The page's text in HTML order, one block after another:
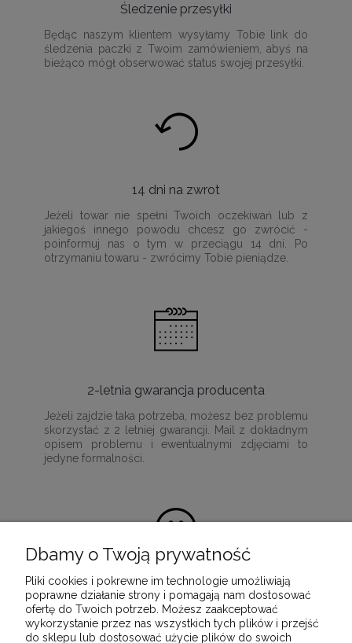
Śledzenie przesyłki
Będąc naszym klientem wysyłamy Tobie link do
śledzenia paczki z Twoim zamówieniem, abyś na
bieżąco mógł obserwować status swojej przesyłki.
14 dni na zwrot
Jeżeli towar nie spełni Twoich oczekiwań lub z
jakiegoś innego powodu chcesz go zwrócić -
poinformuj nas o tym w przeciągu 14 dni. Po
otrzymaniu towaru - zwrócimy Tobie pieniądze.
2-letnia gwarancja producenta
Jeżeli zajdzie taka potrzeba, możesz bez problemu
skorzystać z 2 letniej gwarancji. Mail z dokładnym
opisem problemu i ewentualnymi zdjęciami to
jedyne formalności.
100% satysfakcji z zakupu
Ponieważ naszą misją jest dostarczenie
wartościowych i wysokiej jakości produktów, które
Dbamy o Twoją prywatność
Pliki cookies i pokrewne im technologie umożliwiają
poprawne działanie strony i pomagają nam dostosować
ofertę do Twoich potrzeb. Możesz zaakceptować
wykorzystanie przez nas wszystkich tych plików i przejść
do sklepu lub dostosować użycie plików do swoich